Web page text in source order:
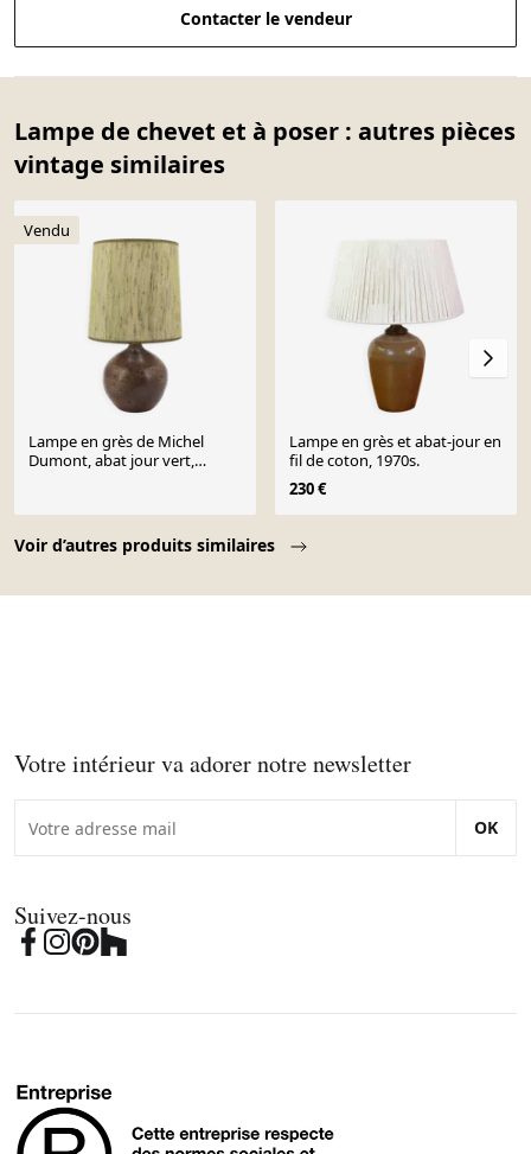
Contacter le vendeur
Lampe de chevet et à poser : autres pièces
vintage similaires
Voir d’autres produits similaires
Vendu
Lampe en grès de Michel
Dumont, abat jour vert,
Lampe en grès et abat-jour en
fil de coton, 1970s.
230 €
Votre intérieur va adorer notre newsletter
OK
Suivez-nous